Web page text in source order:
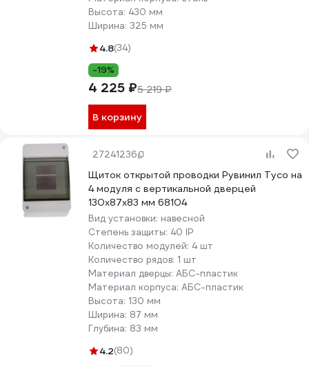
Высота: 430 мм
Ширина: 325 мм
4.8(34)
-19%
4 225 ₽5 219 ₽
В корзину
27241236
Щиток открытой проводки Рувинил Тусо на
4 модуля с вертикальной дверцей
130x87x83 мм 68104
Вид установки: навесной
Степень защиты: 40 IP
Количество модулей: 4 шт
Количество рядов: 1 шт
Материал дверцы: АБС-пластик
Материал корпуса: АБС-пластик
Высота: 130 мм
Ширина: 87 мм
Глубина: 83 мм
4.2(80)